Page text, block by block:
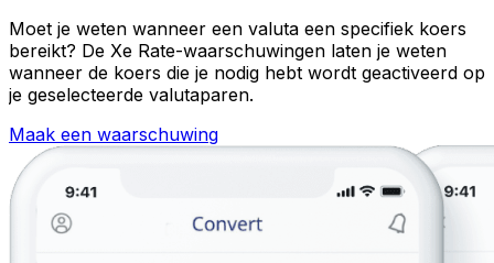
Moet je weten wanneer een valuta een specifiek koers
bereikt? De Xe Rate-waarschuwingen laten je weten
wanneer de koers die je nodig hebt wordt geactiveerd op
je geselecteerde valutaparen.
Maak een waarschuwing